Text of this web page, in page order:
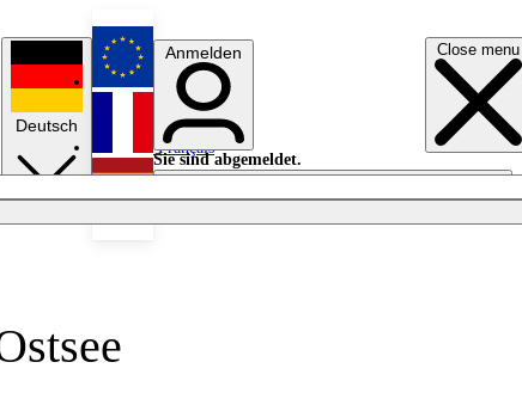
Close menu
Deutsch
English
Français
Anmelden
Sie sind abgemeldet.
Anmelden
Licht aus